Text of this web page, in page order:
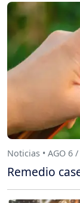
Noticias • AGO 6
Remedio